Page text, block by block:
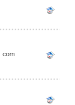
com